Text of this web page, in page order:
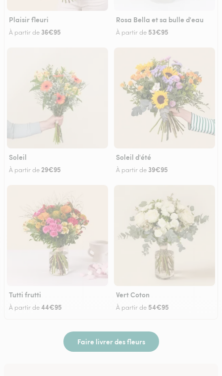
Plaisir fleuri
À partir de 36€95
Rosa Bella et sa bulle d'eau
À partir de 53€95
Soleil
À partir de 29€95
Soleil d'été
À partir de 39€95
Tutti frutti
À partir de44€95
Vert Coton
À partir de 54€95
Faire livrer des fleurs